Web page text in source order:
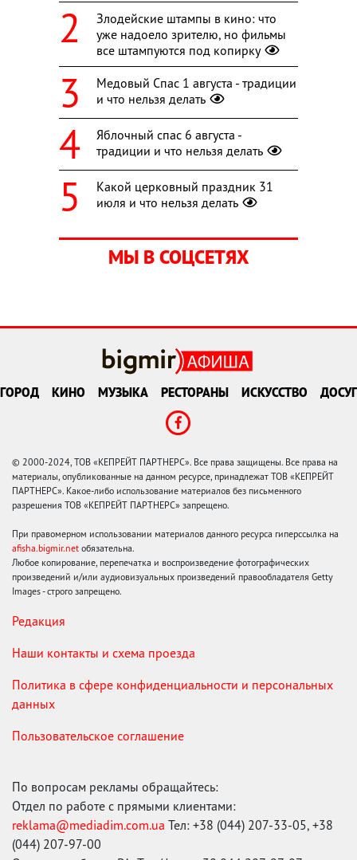
Злодейские штампы в кино: что
уже надоело зрителю, но фильмы
все штампуются под копирку
Медовый Спас 1 августа - традиции
и что нельзя делать
Яблочный спас 6 августа -
традиции и что нельзя делать
Какой церковный праздник 31
июля и что нельзя делать
МЫ В СОЦСЕТЯХ
ГОРОД КИНО МУЗЫКА РЕСТОРАНЫ ИСКУССТВО ДОСУГ
© 2000-2024, ТОВ «КЕПРЕЙТ ПАРТНЕРС». Все права защищены. Все права на
материалы, опубликованные на данном ресурсе, принадлежат ТОВ «КЕПРЕЙТ
ПАРТНЕРС». Какое-либо использование материалов без письменного
разрешения ТОВ «КЕПРЕЙТ ПАРТНЕРС» запрещено.
При правомерном использовании материалов данного ресурса гиперссылка на
afisha.bigmir.net обязательна.
Любое копирование, перепечатка и воспроизведение фотографических
произведений и/или аудиовизуальных произведений правообладателя Getty
Images - строго запрещено.
Редакция
Наши контакты и схема проезда
Политика в сфере конфиденциальности и персональных
данных
Пользовательское соглашение
По вопросам рекламы обращайтесь:
Отдел по работе с прямыми клиентами:
reklama@mediadim.com.ua Тел: +38 (044) 207-33-05, +38
(044) 207-97-00